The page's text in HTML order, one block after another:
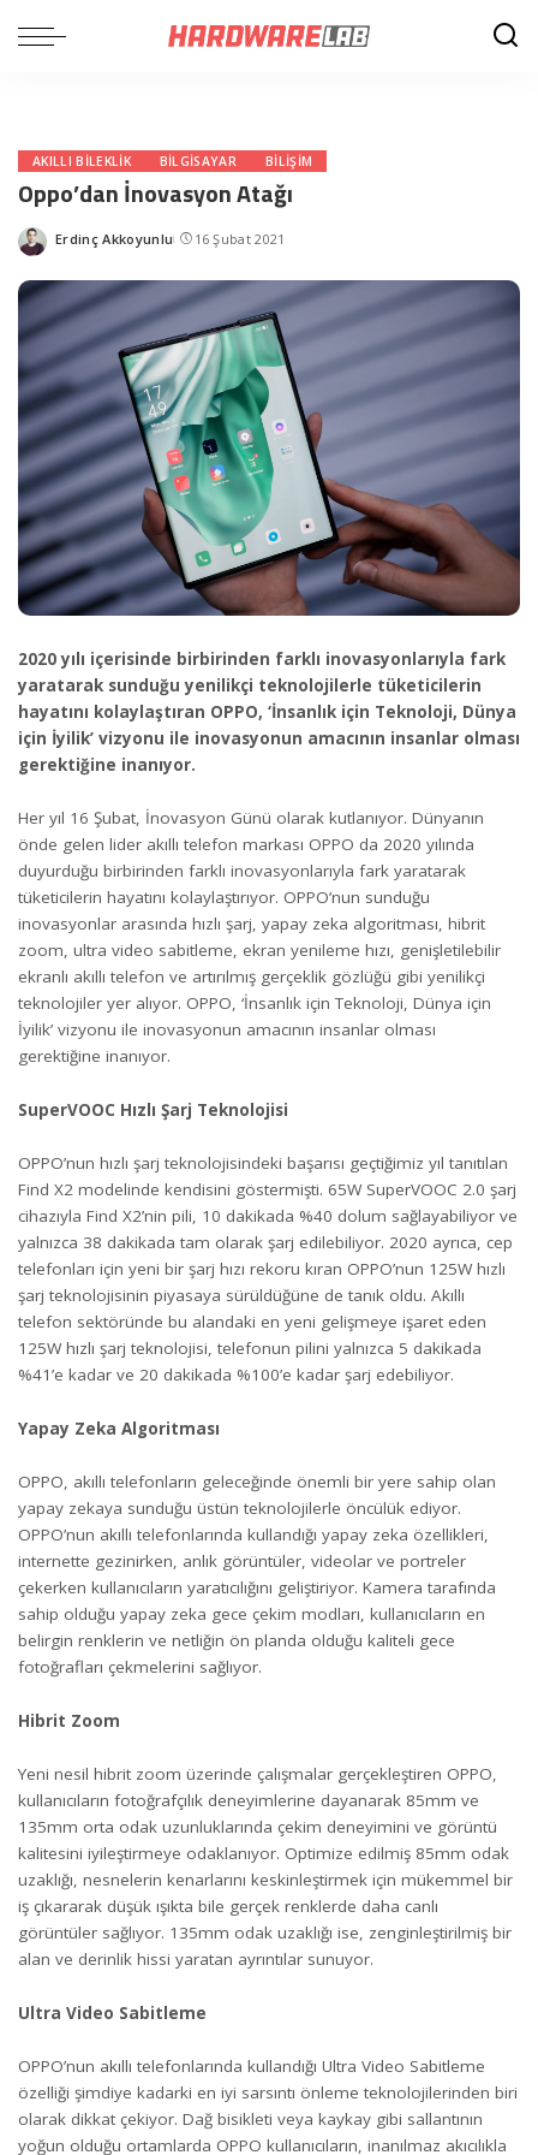
AKILLI BILEKLIK BILGISAYAR BILIŞIM
Oppo’dan İnovasyon Atağı
Posted
Erdinç Akkoyunlu 16 Şubat 2021
2020 yılı içerisinde birbirinden farklı inovasyonlarıyla fark
yaratarak sunduğu yenilikçi teknolojilerle tüketicilerin
hayatını kolaylaştıran OPPO, ‘İnsanlık için Teknoloji, Dünya
için İyilik’ vizyonu ile inovasyonun amacının insanlar olması
gerektiğine inanıyor.
Her yıl 16 Şubat, İnovasyon Günü olarak kutlanıyor. Dünyanın
önde gelen lider akıllı telefon markası OPPO da 2020 yılında
duyurduğu birbirinden farklı inovasyonlarıyla fark yaratarak
tüketicilerin hayatını kolaylaştırıyor. OPPO’nun sunduğu
inovasyonlar arasında hızlı şarj, yapay zeka algoritması, hibrit
zoom, ultra video sabitleme, ekran yenileme hızı, genişletilebilir
ekranlı akıllı telefon ve artırılmış gerçeklik gözlüğü gibi yenilikçi
teknolojiler yer alıyor. OPPO, ‘İnsanlık için Teknoloji, Dünya için
İyilik’ vizyonu ile inovasyonun amacının insanlar olması
gerektiğine inanıyor.
SuperVOOC Hızlı Şarj Teknolojisi
OPPO’nun hızlı şarj teknolojisindeki başarısı geçtiğimiz yıl tanıtılan
Find X2 modelinde kendisini göstermişti. 65W SuperVOOC 2.0 şarj
cihazıyla Find X2’nin pili, 10 dakikada %40 dolum sağlayabiliyor ve
yalnızca 38 dakikada tam olarak şarj edilebiliyor. 2020 ayrıca, cep
telefonları için yeni bir şarj hızı rekoru kıran OPPO’nun 125W hızlı
şarj teknolojisinin piyasaya sürüldüğüne de tanık oldu. Akıllı
telefon sektöründe bu alandaki en yeni gelişmeye işaret eden
125W hızlı şarj teknolojisi, telefonun pilini yalnızca 5 dakikada
%41’e kadar ve 20 dakikada %100’e kadar şarj edebiliyor.
Yapay Zeka Algoritması
OPPO, akıllı telefonların geleceğinde önemli bir yere sahip olan
yapay zekaya sunduğu üstün teknolojilerle öncülük ediyor.
OPPO’nun akıllı telefonlarında kullandığı yapay zeka özellikleri,
internette gezinirken, anlık görüntüler, videolar ve portreler
çekerken kullanıcıların yaratıcılığını geliştiriyor. Kamera tarafında
sahip olduğu yapay zeka gece çekim modları, kullanıcıların en
belirgin renklerin ve netliğin ön planda olduğu kaliteli gece
fotoğrafları çekmelerini sağlıyor.
Hibrit Zoom
Yeni nesil hibrit zoom üzerinde çalışmalar gerçekleştiren OPPO,
kullanıcıların fotoğrafçılık deneyimlerine dayanarak 85mm ve
135mm orta odak uzunluklarında çekim deneyimini ve görüntü
kalitesini iyileştirmeye odaklanıyor. Optimize edilmiş 85mm odak
uzaklığı, nesnelerin kenarlarını keskinleştirmek için mükemmel bir
iş çıkararak düşük ışıkta bile gerçek renklerde daha canlı
görüntüler sağlıyor. 135mm odak uzaklığı ise, zenginleştirilmiş bir
alan ve derinlik hissi yaratan ayrıntılar sunuyor.
Ultra Video Sabitleme
OPPO’nun akıllı telefonlarında kullandığı Ultra Video Sabitleme
özelliği şimdiye kadarki en iyi sarsıntı önleme teknolojilerinden biri
olarak dikkat çekiyor. Dağ bisikleti veya kaykay gibi sallantının
yoğun olduğu ortamlarda OPPO kullanıcıların, inanılmaz akıcılıkla